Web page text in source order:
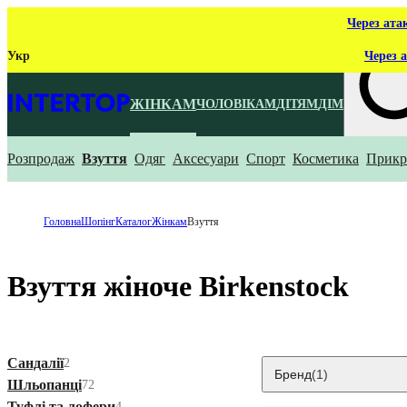
Через
Укр Через
ЖІНКАМЧОЛОВІКАМДІТЯМДІМ
Що ти
Розпродаж Взуття Одяг Аксесуари Спорт Косметика
ГоловнаШопінгКаталогЖінкамВзуття
Взуття жіноче Birkenstock
Сандалії2
Шльопанці72
Бренд(1)